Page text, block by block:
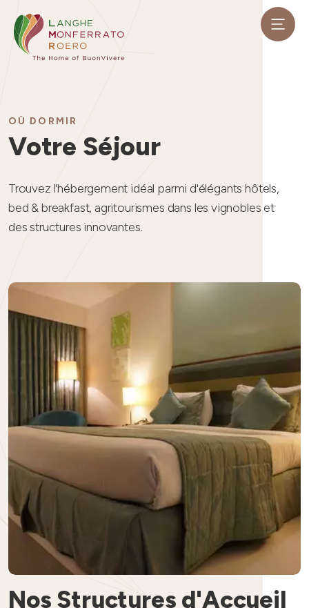
OÙ DORMIR
Votre Séjour
Trouvez l'hébergement idéal parmi d'élégants hôtels,
bed & breakfast, agritourismes dans les vignobles et
des structures innovantes.
Nos Structures d'Accueil